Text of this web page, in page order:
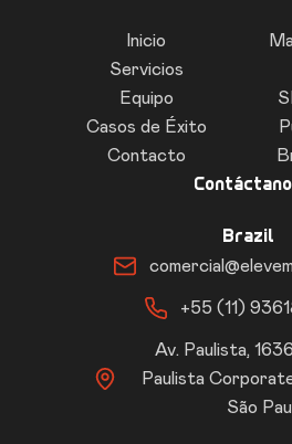
Inicio
Servicios
Equipo
Casos de Éxito
Contacto
Brazil
+55 (11)
Av. Paulista,
Paulista
São